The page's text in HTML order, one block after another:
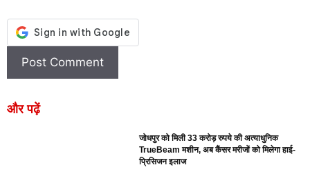
और पढ़ें
जोधपुर को मिली 33 करोड़ रुपये की अत्याधुनिक
TrueBeam मशीन, अब कैंसर मरीजों को मिलेगा हाई-
प्रिसिजन इलाज